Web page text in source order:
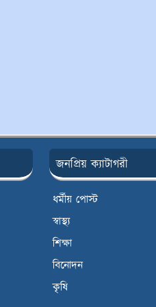
জনপ্রিয় ক্যাটাগরী
ধর্মীয় পোস্ট
স্বাস্থ্য
শিক্ষা
বিনোদন
কৃষি